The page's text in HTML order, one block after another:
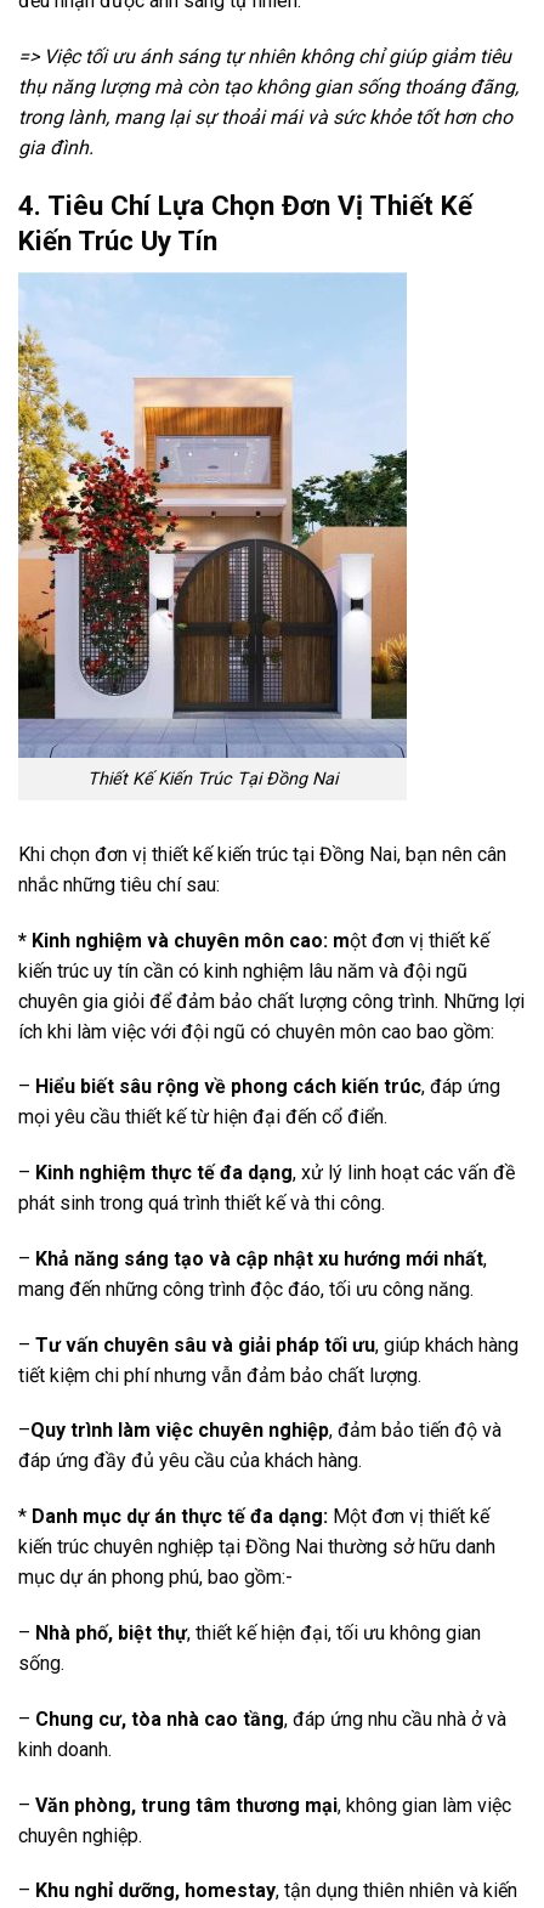
=> Việc tối ưu ánh sáng tự nhiên không chỉ giúp giảm tiêu
thụ năng lượng mà còn tạo không gian sống thoáng đãng,
trong lành, mang lại sự thoải mái và sức khỏe tốt hơn cho
gia đình.
4. Tiêu Chí Lựa Chọn Đơn Vị Thiết Kế
Kiến Trúc Uy Tín
Thiết Kế Kiến Trúc Tại Đồng Nai
Khi chọn đơn vị thiết kế kiến trúc tại Đồng Nai, bạn nên cân
nhắc những tiêu chí sau:
* Kinh nghiệm và chuyên môn cao: một đơn vị thiết kế
kiến trúc uy tín cần có kinh nghiệm lâu năm và đội ngũ
chuyên gia giỏi để đảm bảo chất lượng công trình. Những lợi
ích khi làm việc với đội ngũ có chuyên môn cao bao gồm:
– Hiểu biết sâu rộng về phong cách kiến trúc, đáp ứng
mọi yêu cầu thiết kế từ hiện đại đến cổ điển.
– Kinh nghiệm thực tế đa dạng, xử lý linh hoạt các vấn đề
phát sinh trong quá trình thiết kế và thi công.
– Khả năng sáng tạo và cập nhật xu hướng mới nhất,
mang đến những công trình độc đáo, tối ưu công năng.
– Tư vấn chuyên sâu và giải pháp tối ưu, giúp khách hàng
tiết kiệm chi phí nhưng vẫn đảm bảo chất lượng.
–Quy trình làm việc chuyên nghiệp, đảm bảo tiến độ và
đáp ứng đầy đủ yêu cầu của khách hàng.
* Danh mục dự án thực tế đa dạng: Một đơn vị thiết kế
kiến trúc chuyên nghiệp tại Đồng Nai thường sở hữu danh
mục dự án phong phú, bao gồm:-
– Nhà phố, biệt thự, thiết kế hiện đại, tối ưu không gian
sống.
– Chung cư, tòa nhà cao tầng, đáp ứng nhu cầu nhà ở và
kinh doanh.
– Văn phòng, trung tâm thương mại, không gian làm việc
chuyên nghiệp.
– Khu nghỉ dưỡng, homestay, tận dụng thiên nhiên và kiến